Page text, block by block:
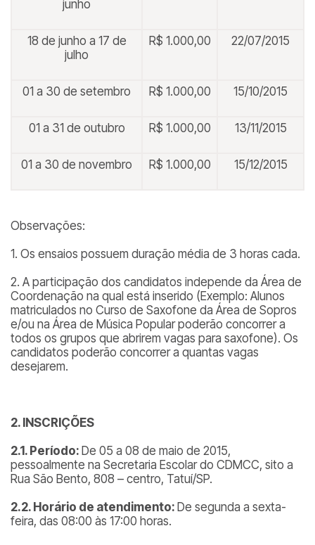
junho
18 de junho a 17 de
julho
R$ 1.000,00 22/07/2015
01 a 30 de setembro R$ 1.000,00 15/10/2015
01 a 31 de outubro R$ 1.000,00 13/11/2015
01 a 30 de novembro R$ 1.000,00 15/12/2015
Observações:
1. Os ensaios possuem duração média de 3 horas cada.
2. A participação dos candidatos independe da Área de
Coordenação na qual está inserido (Exemplo: Alunos
matriculados no Curso de Saxofone da Área de Sopros
e/ou na Área de Música Popular poderão concorrer a
todos os grupos que abrirem vagas para saxofone). Os
candidatos poderão concorrer a quantas vagas
desejarem.
2. INSCRIÇÕES
2.1. Período: De 05 a 08 de maio de 2015,
pessoalmente na Secretaria Escolar do CDMCC, sito a
Rua São Bento, 808 – centro, Tatuí/SP.
2.2. Horário de atendimento: De segunda a sexta-
feira, das 08:00 às 17:00 horas.